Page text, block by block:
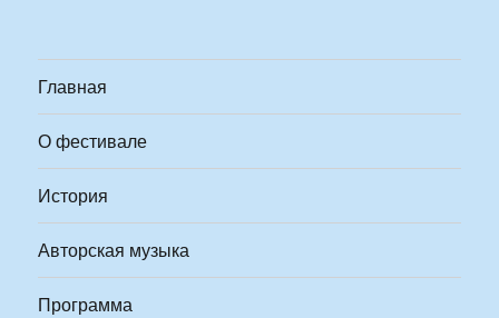
Главная
О фестивале
История
Авторская музыка
Программа